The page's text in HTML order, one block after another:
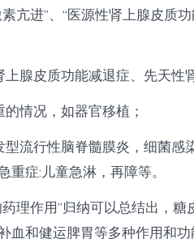
亢进”、“医源性肾上腺皮质功
上腺皮质功能减退症、先天性
的情况，如器官移植；
型流行性脑脊髓膜炎，细菌
症:儿童急淋，再障等。
理作用”归纳可以总结出，
血和健运脾胃等多种作用和